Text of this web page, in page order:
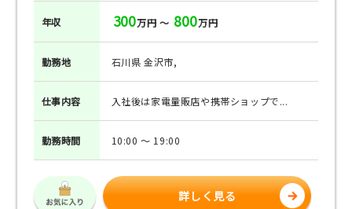
年収 300万円 ～ 800万円
勤務地 石川県 金沢市,
仕事内容 入社後は家電量販店や携帯ショップで...
勤務時間 10:00 ～ 19:00
詳しく見る